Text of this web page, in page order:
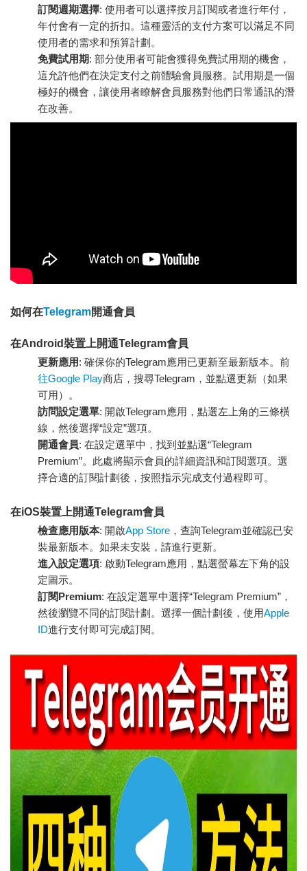
訂閱週期選擇: 使用者可以選擇按月訂閱或者進行年付，
年付會有一定的折扣。這種靈活的支付方案可以滿足不同
使用者的需求和預算計劃。
免費試用期: 部分使用者可能會獲得免費試用期的機會，
這允許他們在決定支付之前體驗會員服務。試用期是一個
極好的機會，讓使用者瞭解會員服務對他們日常通訊的潛
在改善。
如何在Telegram開通會員
在Android裝置上開通Telegram會員
更新應用: 確保你的Telegram應用已更新至最新版本。前
往Google Play商店，搜尋Telegram，並點選更新（如果
可用）。
訪問設定選單: 開啟Telegram應用，點選左上角的三條橫
線，然後選擇“設定”選項。
開通會員: 在設定選單中，找到並點選“Telegram
Premium”。此處將顯示會員的詳細資訊和訂閱選項。選
擇合適的訂閱計劃後，按照指示完成支付過程即可。
在iOS裝置上開通Telegram會員
檢查應用版本: 開啟App Store ，查詢Telegram並確認已安
裝最新版本。如果未安裝，請進行更新。
進入設定選項: 啟動Telegram應用，點選螢幕左下角的設
定圖示。
訂閱Premium: 在設定選單中選擇“Telegram Premium”，
然後瀏覽不同的訂閱計劃。選擇一個計劃後，使用Apple
ID進行支付即可完成訂閱。